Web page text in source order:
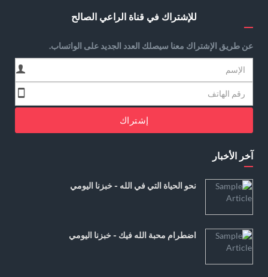
للإشتراك في قناة الراعي الصالح
عن طريق الإشتراك معنا سيصلك العدد الجديد على الواتساب.
إشتراك
آخر الأخبار
نحو الحياة التي في الله - خبزنا اليومي
اضطرام محبة الله فيك - خبزنا اليومي